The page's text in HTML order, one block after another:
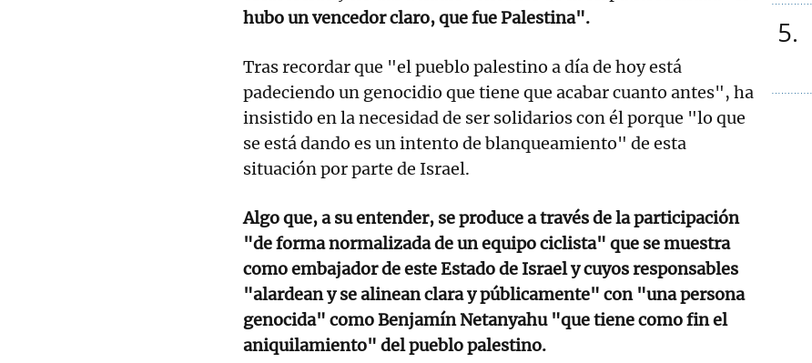
hubo un vencedor claro, que fue Palestina".
Tras recordar que "el pueblo palestino a día de hoy está
padeciendo un genocidio que tiene que acabar cuanto antes", ha
insistido en la necesidad de ser solidarios con él porque "lo que
se está dando es un intento de blanqueamiento" de esta
situación por parte de Israel.
Algo que, a su entender, se produce a través de la participación
"de forma normalizada de un equipo ciclista" que se muestra
como embajador de este Estado de Israel y cuyos responsables
"alardean y se alinean clara y públicamente" con "una persona
genocida" como Benjamín Netanyahu "que tiene como fin el
aniquilamiento" del pueblo palestino.
5